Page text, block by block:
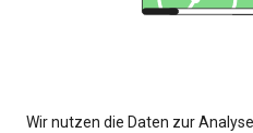
Wir nutzen die Daten zur